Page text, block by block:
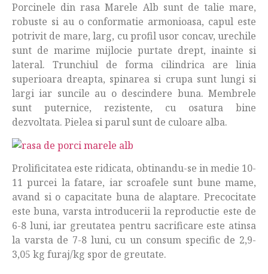
Porcinele din rasa Marele Alb sunt de talie mare,
robuste si au o conformatie armonioasa, capul este
potrivit de mare, larg, cu profil usor concav, urechile
sunt de marime mijlocie purtate drept, inainte si
lateral. Trunchiul de forma cilindrica are linia
superioara dreapta, spinarea si crupa sunt lungi si
largi iar suncile au o descindere buna. Membrele
sunt puternice, rezistente, cu osatura bine
dezvoltata. Pielea si parul sunt de culoare alba.
Prolificitatea este ridicata, obtinandu-se in medie 10-
11 purcei la fatare, iar scroafele sunt bune mame,
avand si o capacitate buna de alaptare. Precocitate
este buna, varsta introducerii la reproductie este de
6-8 luni, iar greutatea pentru sacrificare este atinsa
la varsta de 7-8 luni, cu un consum specific de 2,9-
3,05 kg furaj/kg spor de greutate.